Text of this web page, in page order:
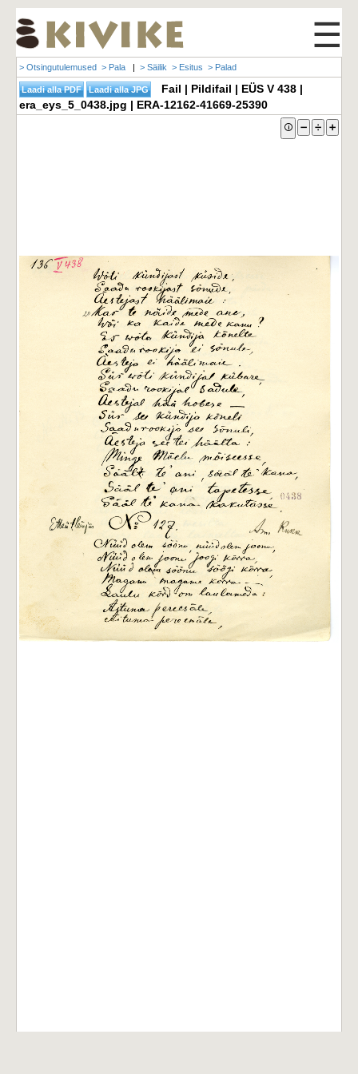
☰
> Otsingutulemused > Pala | > Säilik > Esitus > Palad
Fail | Pildifail | EÜS V 438 |
era_eys_5_0438.jpg | ERA-12162-41669-25390